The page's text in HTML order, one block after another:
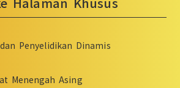
Penyelidikan Dinamis
Menengah Asing